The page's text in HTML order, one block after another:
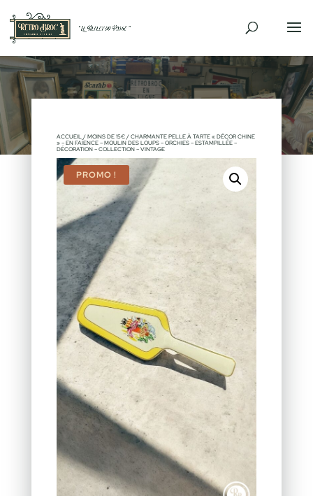
ACCUEIL/ MOINS DE 15€/ CHARMANTE PELLE À TARTE « DÉCOR CHINE
» – EN FAÏENCE – MOULIN DES LOUPS – ORCHIES – ESTAMPILLÉE –
DÉCORATION – COLLECTION – VINTAGE
PROMO !